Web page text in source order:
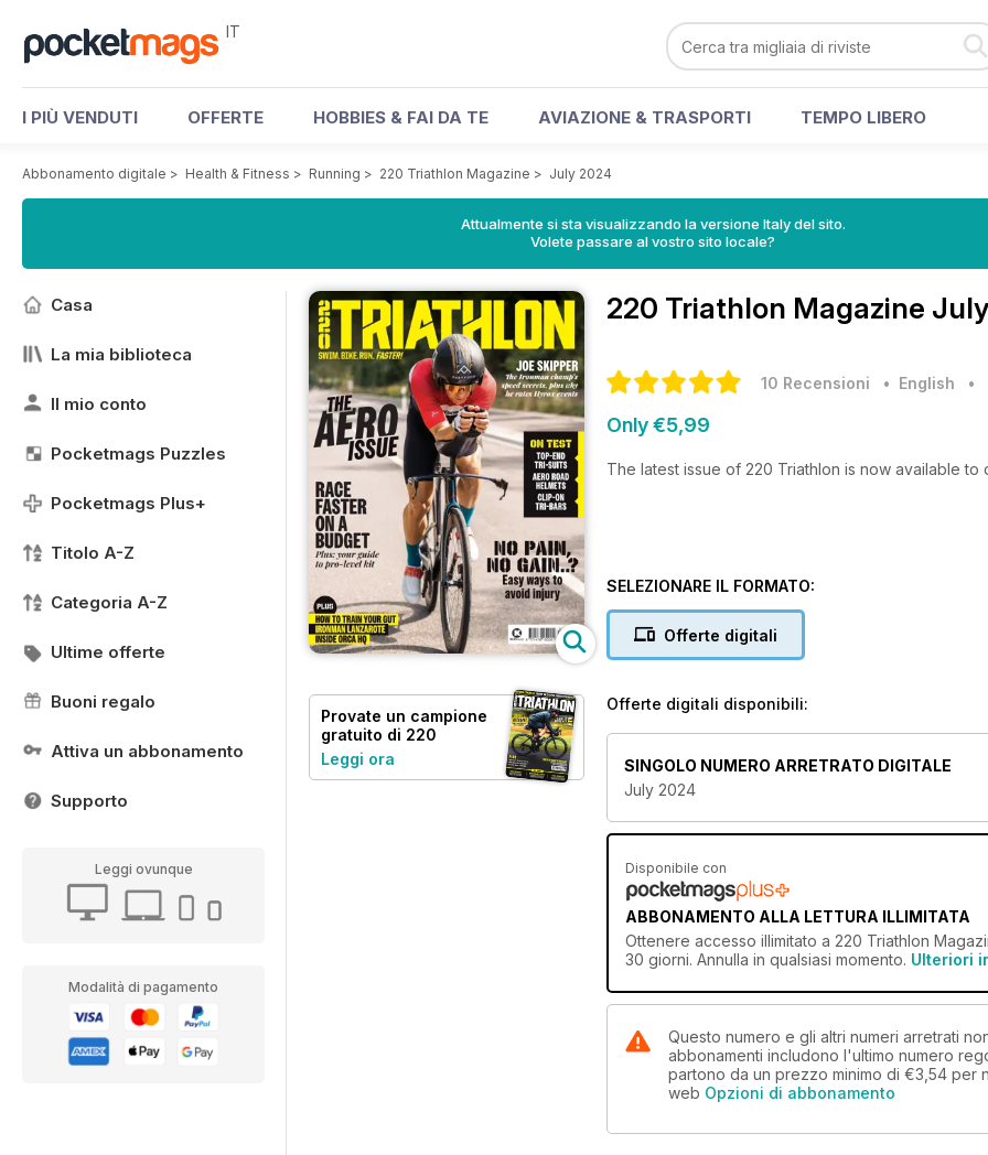
IT
I PIÙ VENDUTI OFFERTE HOBBIES & FAI DA TE AVIAZIONE & TRASPORTI TEMPO LIBERO
Abbonamento digitale > Health & Fitness > Running > 220 Triathlon Magazine > July 2024
Attualmente si sta visualizzando la versione Italy del sito.
Volete passare al vostro sito locale?
Casa
La mia biblioteca
Il mio conto
Pocketmags Puzzles
Pocketmags Plus+
Titolo A-Z
Categoria A-Z
Ultime offerte
Buoni regalo
Attiva un abbonamento
Supporto
Leggi ovunque
Modalità di pagamento
Provate un campione
gratuito di 220
Triathlon Magazine
Leggi ora
220 Triathlon Magazine
10 Recensioni • English •
Only €5,99
The latest issue of 220 Triathlon is now available to
SELEZIONARE IL FORMATO:
Offerte digitali
Offerte digitali disponibili:
SINGOLO NUMERO ARRETRATO DIGITALE
July 2024
Disponibile con
ABBONAMENTO ALLA LETTURA ILLIMITATA
Ottenere accesso illimitato a 220 Triathlon
30 giorni. Annulla in qualsiasi momento. Ulteriori
Questo numero e gli altri numeri arretrati
abbonamenti includono l'ultimo numero
partono da un prezzo minimo di €3,54 per
web Opzioni di abbonamento